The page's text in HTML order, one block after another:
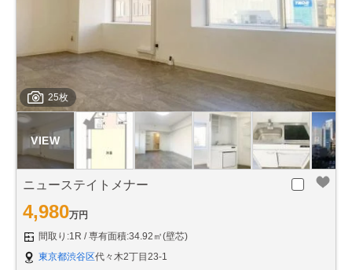
25枚
ニューステイトメナー
4,980万円
間取り:1R
専有面積:34.92㎡(壁芯)
東京都渋谷区代々木2丁目23-1